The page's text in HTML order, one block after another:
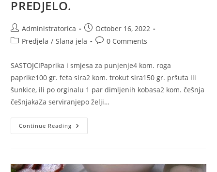
PREDJELO.
Post
author:
Administratorica
Post
published:
October 16, 2022
PostPredjela / Slana jela
Post0 Comments
SASTOJCIPaprika i smjesa za punjenje4 kom. roga
paprike100 gr. feta sira2 kom. trokut sira150 gr. pršuta ili
šunkice, ili po orginalu 1 par dimljenih kobasa2 kom. češnja
češnjakaZa serviranjepo želji…
Continue Reading PUNJENA
PAPRIKA
SAM